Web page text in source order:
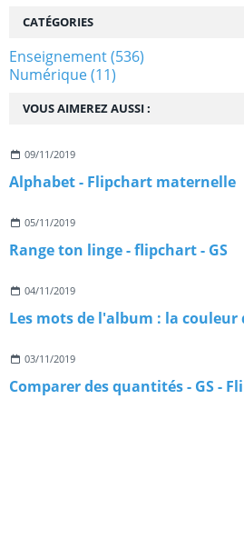
VOUS AIMEREZ AUSSI :
09/11/2019
Alphabet - Flipchart maternelle
05/11/2019
Range ton linge - flipchart - GS
04/11/2019
03/11/2019
Comparer des quantités - GS -
CATÉGORIES
Enseignement(536)
Numérique(11)